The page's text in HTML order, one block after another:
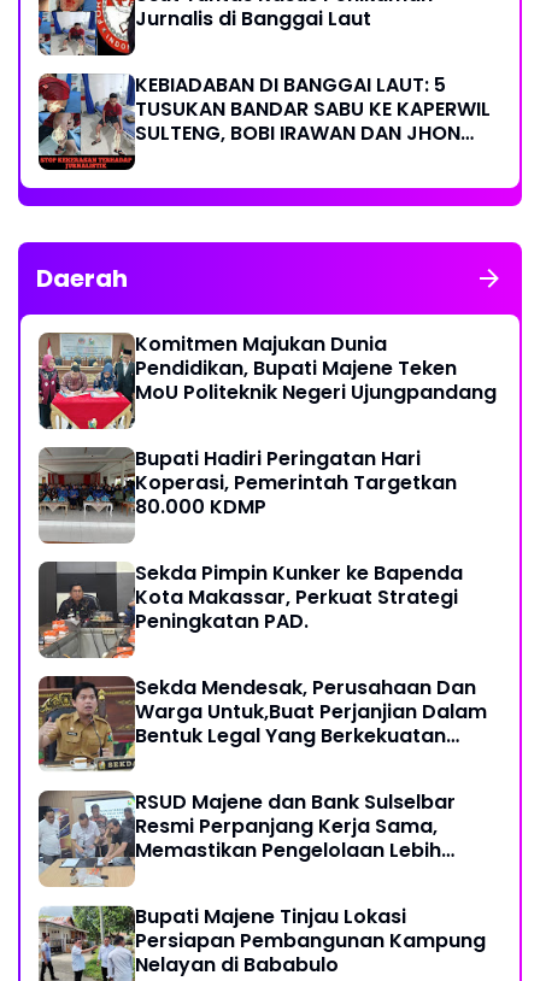
Jurnalis di Banggai Laut
KEBIADABAN DI BANGGAI LAUT: 5
TUSUKAN BANDAR SABU KE KAPERWIL
SULTENG, BOBI IRAWAN DAN JHON
KERAS KINERJA POLRI!
Daerah
Komitmen Majukan Dunia
Pendidikan, Bupati Majene Teken
MoU Politeknik Negeri Ujungpandang
Bupati Hadiri Peringatan Hari
Koperasi, Pemerintah Targetkan
80.000 KDMP
Sekda Pimpin Kunker ke Bapenda
Kota Makassar, Perkuat Strategi
Peningkatan PAD.
Sekda Mendesak, Perusahaan Dan
Warga Untuk,Buat Perjanjian Dalam
Bentuk Legal Yang Berkekuatan
RSUD Majene dan Bank Sulselbar
Resmi Perpanjang Kerja Sama,
Memastikan Pengelolaan Lebih
Bupati Majene Tinjau Lokasi
Persiapan Pembangunan Kampung
Nelayan di Bababulo